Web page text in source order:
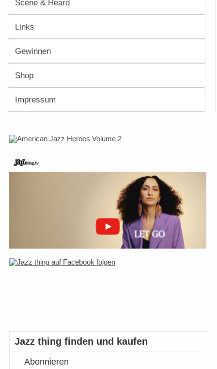
Scene & Heard
Links
Gewinnen
Shop
Impressum
Jazz thing finden und kaufen
Abonnieren